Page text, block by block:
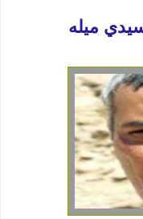
ميله